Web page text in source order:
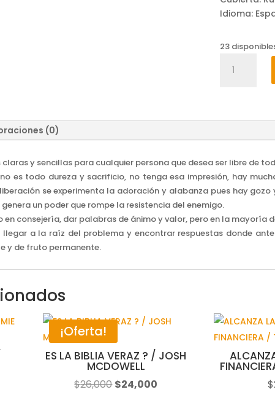
Idioma:
23
E
IDA
MAE
cantidad
(0)
claras y sencillas para cualquier persona que desea ser libre de
es todo dureza y sacrificio, no tenga esa impresión, hay
se experimenta la adoración y alabanza pues hay
un poder que rompe la resistencia del enemigo.
en consejería, dar palabras de ánimo y valor, pero en la mayoría
llegar a la raíz del problema y encontrar respuestas donde
y de fruto permanente.
¡Oferta!
ES LA BIBLIA VERAZ ? / JOSH
MCDOWELL
$26,000El
$24,000 $